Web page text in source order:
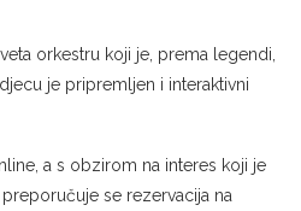
orkestru koji je, prema legendi,
je pripremljen i interaktivni
a s obzirom na interes koji je
se rezervacija na